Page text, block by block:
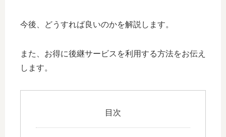
今後、どうすれば良いのかを解説します。
また、お得に後継サービスを利用する方法をお伝え
します。
目次